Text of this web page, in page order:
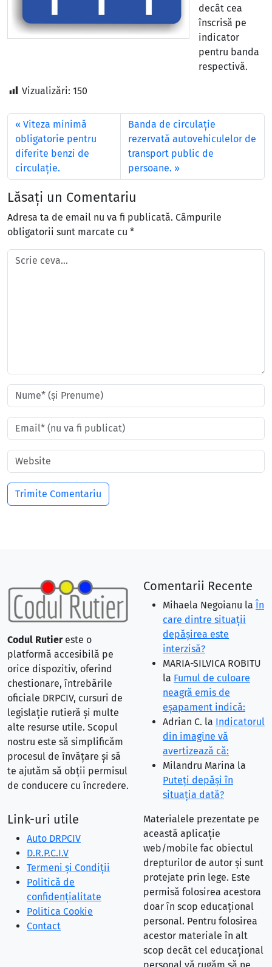
decât cea
înscrisă pe
indicator
pentru banda
respectivă.
Vizualizări: 150
Viteza minimă
obligatorie pentru
diferite benzi de
circulație.
Banda de circulație
rezervată autovehiculelor de
transport public de
persoane.
Lăsați un Comentariu
Adresa ta de email nu va fi publicată. Câmpurile
obligatorii sunt marcate cu *
Codul Rutiereste o
platformă accesibilă pe
orice dispozitiv, oferind
chestionare, întrebările
oficiale DRPCIV, cursuri de
legislație rutieră și multe
alte resurse utile. Scopul
nostru este să simplificăm
procesul de învățare și să
te ajutăm să obții permisul
de conducere cu încredere.
Comentarii Recente
Mihaela Negoianu la În
care dintre situaţii
depăşirea este
interzisă?
MARIA-SILVICA ROBITU
la Fumul de culoare
neagră emis de
eşapament indică:
Adrian C. la Indicatorul
din imagine vă
avertizează că:
Milandru Marina la
Puteţi depăşi în
situaţia dată?
Link-uri utile
Auto DRPCIV
D.R.P.C.I.V
Termeni și Condiții
Politică de
confidențialitate
Politica Cookie
Contact
Materialele prezentate pe
această aplicație
web/mobile fac obiectul
drepturilor de autor și sunt
protejate prin lege. Este
permisă folosirea acestora
doar în scop educațional
personal. Pentru folosirea
acestor materiale în alt
scop decât cel educațional